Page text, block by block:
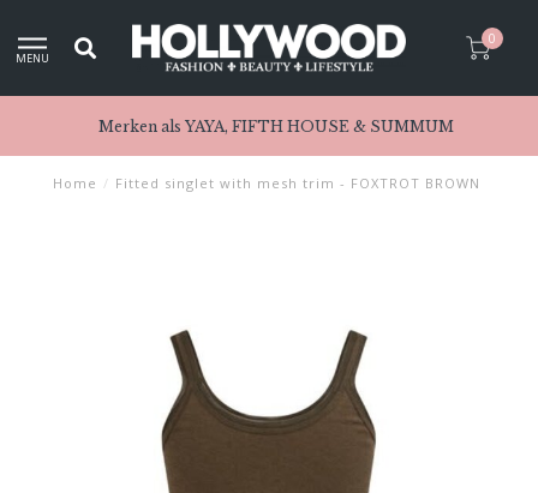
MENU
0
Merken als YAYA, FIFTH HOUSE & SUMMUM
Home / Fitted singlet with mesh trim - FOXTROT BROWN